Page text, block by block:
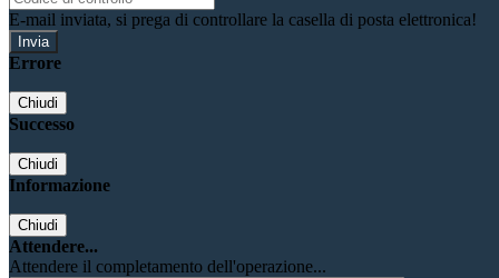
E-mail inviata, si prega di controllare la casella di posta elettronica!
Errore
Chiudi
Successo
Chiudi
Informazione
Chiudi
Attendere...
Attendere il completamento dell'operazione...